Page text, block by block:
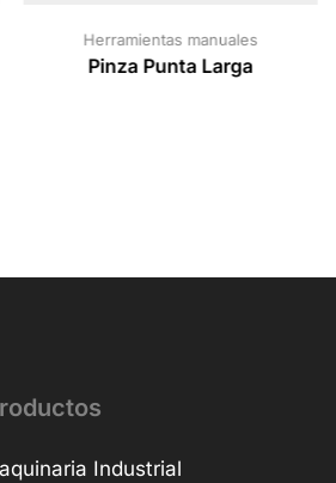
Herramientas manuales
Pinza Punta Larga
Industrial